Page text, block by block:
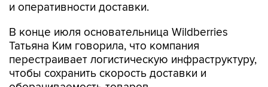
В конце июля основательница Wildberries
перестраивает логистическую инфраструктуру,
чтобы сохранить скорость доставки и
оборачиваемость товаров.